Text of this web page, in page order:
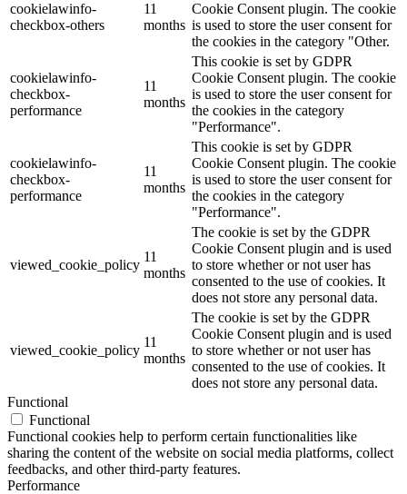
cookielawinfo-
checkbox-others
11
months
Cookie Consent plugin. The cookie
is used to store the user consent for
the cookies in the category "Other.
cookielawinfo-
checkbox-
performance
11
months
This cookie is set by GDPR
Cookie Consent plugin. The cookie
is used to store the user consent for
the cookies in the category
"Performance".
cookielawinfo-
checkbox-
performance
11
months
This cookie is set by GDPR
Cookie Consent plugin. The cookie
is used to store the user consent for
the cookies in the category
"Performance".
viewed_cookie_policy
11
months
The cookie is set by the GDPR
Cookie Consent plugin and is used
to store whether or not user has
consented to the use of cookies. It
does not store any personal data.
viewed_cookie_policy
11
months
The cookie is set by the GDPR
Cookie Consent plugin and is used
to store whether or not user has
consented to the use of cookies. It
does not store any personal data.
Functional
Functional
Functional cookies help to perform certain functionalities like
sharing the content of the website on social media platforms, collect
feedbacks, and other third-party features.
Performance